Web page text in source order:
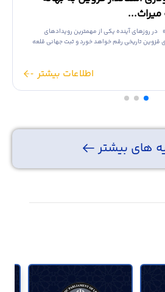
میراث...
در روزهای آینده یکی از مهمترین رویدادهای
قزوین تاریخی رقم خواهد خورد و ثبت جهانی قلعه
اطلاعات بیشتر
های بیشتر